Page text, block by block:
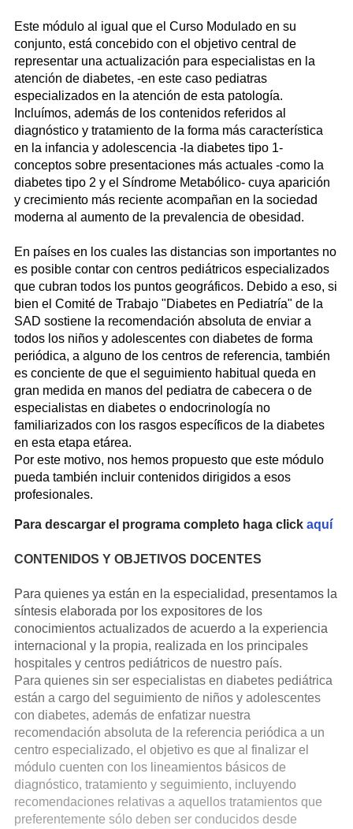
Este módulo al igual que el Curso Modulado en su
conjunto, está concebido con el objetivo central de
representar una actualización para especialistas en la
atención de diabetes, -en este caso pediatras
especializados en la atención de esta patología.
Incluímos, además de los contenidos referidos al
diagnóstico y tratamiento de la forma más característica
en la infancia y adolescencia -la diabetes tipo 1-
conceptos sobre presentaciones más actuales -como la
diabetes tipo 2 y el Síndrome Metabólico- cuya aparición
y crecimiento más reciente acompañan en la sociedad
moderna al aumento de la prevalencia de obesidad.
En países en los cuales las distancias son importantes no
es posible contar con centros pediátricos especializados
que cubran todos los puntos geográficos. Debido a eso, si
bien el Comité de Trabajo "Diabetes en Pediatría" de la
SAD sostiene la recomendación absoluta de enviar a
todos los niños y adolescentes con diabetes de forma
periódica, a alguno de los centros de referencia, también
es conciente de que el seguimiento habitual queda en
gran medida en manos del pediatra de cabecera o de
especialistas en diabetes o endocrinología no
familiarizados con los rasgos específicos de la diabetes
en esta etapa etárea.
Por este motivo, nos hemos propuesto que este módulo
pueda también incluir contenidos dirigidos a esos
profesionales.
Para descargar el programa completo haga click aquí
CONTENIDOS Y OBJETIVOS DOCENTES
Para quienes ya están en la especialidad, presentamos la
síntesis elaborada por los expositores de los
conocimientos actualizados de acuerdo a la experiencia
internacional y la propia, realizada en los principales
hospitales y centros pediátricos de nuestro país.
Para quienes sin ser especialistas en diabetes pediátrica
están a cargo del seguimiento de niños y adolescentes
con diabetes, además de enfatizar nuestra
recomendación absoluta de la referencia periódica a un
centro especializado, el objetivo es que al finalizar el
módulo cuenten con los lineamientos básicos de
diagnóstico, tratamiento y seguimiento, incluyendo
recomendaciones relativas a aquellos tratamientos que
preferentemente sólo deben ser conducidos desde